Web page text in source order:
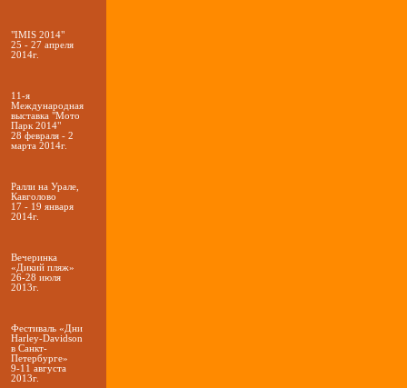
"IMIS 2014"
25 - 27 апреля
2014г.
11-я
Международная
выставка "Мото
Парк 2014"
28 февраля - 2
марта 2014г.
Ралли на Урале,
Кавголово
17 - 19 января
2014г.
Вечеринка
«Дикий пляж»
26-28 июля
2013г.
Фестиваль «Дни
Harley-Davidson
в Санкт-
Петербурге»
9-11 августа
2013г.